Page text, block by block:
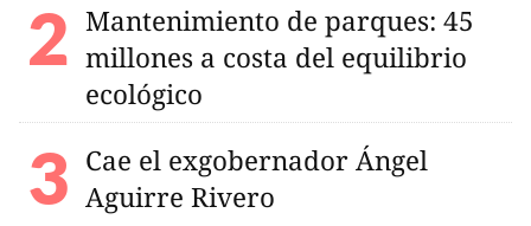
Mantenimiento de parques: 45
millones a costa del equilibrio
ecológico
Cae el exgobernador Ángel
Aguirre Rivero